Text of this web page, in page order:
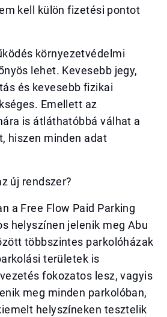
kell külön fizetési pontot
környezetvédelmi
lehet. Kevesebb jegy,
és kevesebb fizikai
Emellett az
is átláthatóbbá válhat a
hiszen minden adat
új rendszer?
a Free Flow Paid Parking
helyszínen jelenik meg Abu
többszintes parkolóházak
területek is
fokozatos lesz, vagyis
meg minden parkolóban,
helyszíneken tesztelik